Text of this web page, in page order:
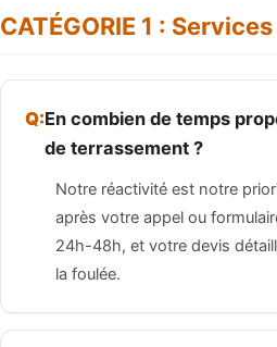
CATÉGORIE 1 :
En combien de temps
de terrassement ?
Notre réactivité est notre
après votre appel ou
24h-48h, et votre devis
la foulée.